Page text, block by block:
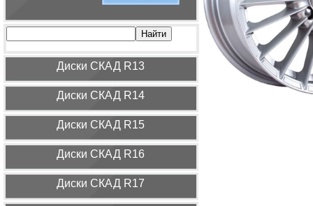
Диcки СКАД R13
Диcки СКАД R14
Диcки СКАД R15
Диcки СКАД R16
Диcки СКАД R17